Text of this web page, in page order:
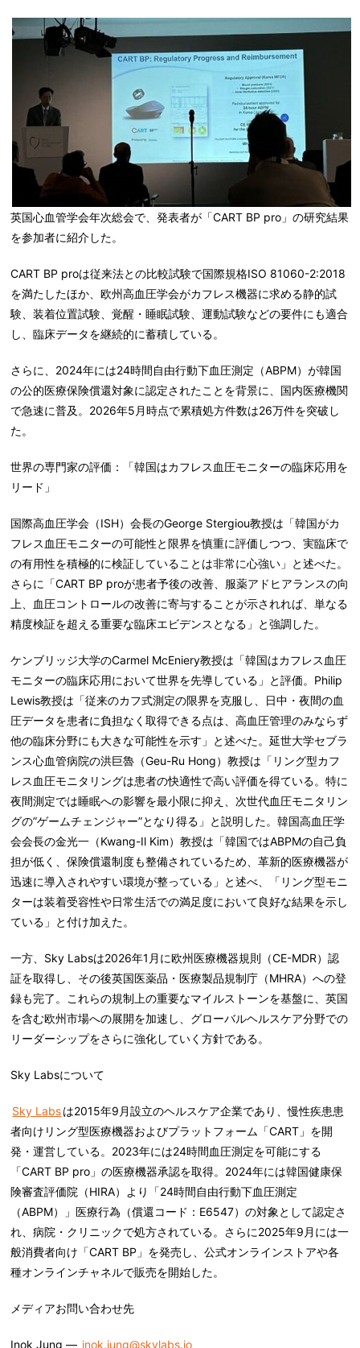
英国心血管学会年次総会で、発表者が「CART BP pro」の研究結果
を参加者に紹介した。
CART BP proは従来法との比較試験で国際規格ISO 81060-2:2018
を満たしたほか、欧州高血圧学会がカフレス機器に求める静的試
験、装着位置試験、覚醒・睡眠試験、運動試験などの要件にも適合
し、臨床データを継続的に蓄積している。
さらに、2024年には24時間自由行動下血圧測定（ABPM）が韓国
の公的医療保険償還対象に認定されたことを背景に、国内医療機関
で急速に普及。2026年5月時点で累積処方件数は26万件を突破し
た。
世界の専門家の評価：「韓国はカフレス血圧モニターの臨床応用を
リード」
国際高血圧学会（ISH）会長のGeorge Stergiou教授は「韓国がカ
フレス血圧モニターの可能性と限界を慎重に評価しつつ、実臨床で
の有用性を積極的に検証していることは非常に心強い」と述べた。
さらに「CART BP proが患者予後の改善、服薬アドヒアランスの向
上、血圧コントロールの改善に寄与することが示されれば、単なる
精度検証を超える重要な臨床エビデンスとなる」と強調した。
ケンブリッジ大学のCarmel McEniery教授は「韓国はカフレス血圧
モニターの臨床応用において世界を先導している」と評価。Philip
Lewis教授は「従来のカフ式測定の限界を克服し、日中・夜間の血
圧データを患者に負担なく取得できる点は、高血圧管理のみならず
他の臨床分野にも大きな可能性を示す」と述べた。延世大学セブラ
ンス心血管病院の洪巨魯（Geu-Ru Hong）教授は「リング型カフ
レス血圧モニタリングは患者の快適性で高い評価を得ている。特に
夜間測定では睡眠への影響を最小限に抑え、次世代血圧モニタリン
グの”ゲームチェンジャー”となり得る」と説明した。韓国高血圧学
会会長の金光一（Kwang-Il Kim）教授は「韓国ではABPMの自己負
担が低く、保険償還制度も整備されているため、革新的医療機器が
迅速に導入されやすい環境が整っている」と述べ、「リング型モニ
ターは装着受容性や日常生活での満足度において良好な結果を示し
ている」と付け加えた。
一方、Sky Labsは2026年1月に欧州医療機器規則（CE-MDR）認
証を取得し、その後英国医薬品・医療製品規制庁（MHRA）への登
録も完了。これらの規制上の重要なマイルストーンを基盤に、英国
を含む欧州市場への展開を加速し、グローバルヘルスケア分野での
リーダーシップをさらに強化していく方針である。
Sky Labsについて
Sky Labsは2015年9月設立のヘルスケア企業であり、慢性疾患患
者向けリング型医療機器およびプラットフォーム「CART」を開
発・運営している。2023年には24時間血圧測定を可能にする
「CART BP pro」の医療機器承認を取得。2024年には韓国健康保
険審査評価院（HIRA）より「24時間自由行動下血圧測定
（ABPM）」医療行為（償還コード：E6547）の対象として認定さ
れ、病院・クリニックで処方されている。さらに2025年9月には一
般消費者向け「CART BP」を発売し、公式オンラインストアや各
種オンラインチャネルで販売を開始した。
メディアお問い合わせ先
Inok Jung — inok.jung@skylabs.io